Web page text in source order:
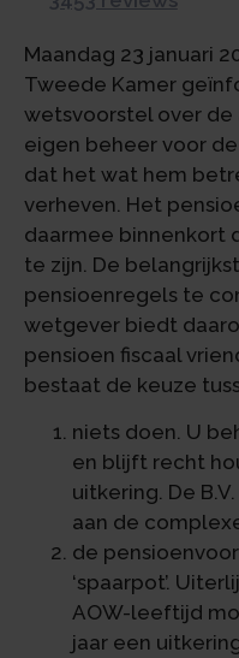
Maandag 23 januari
Tweede Kamer
wetsvoorstel over de
eigen beheer voor
dat het wat hem
verheven. Het
daarmee binnenkort
te zijn. De
pensioenregels te
wetgever biedt
pensioen fiscaal
bestaat de keuze
niets doen. U
en blijft recht
uitkering. De
aan de
de
‘spaarpot’.
AOW-leeftijd
jaar een